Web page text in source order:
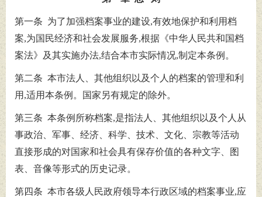
第一条 为了加强档案事业的建设,有效地保护和利用档
案,为国民经济和社会发展服务,根据《中华人民共和国档
案法》及其实施办法,结合本市实际情况,制定本条例。
第二条 本市法人、其他组织以及个人的档案的管理和利
用,适用本条例。国家另有规定的除外。
第三条 本条例所称档案,是指法人、其他组织以及个人从
事政治、军事、经济、科学、技术、文化、宗教等活动
直接形成的对国家和社会具有保存价值的各种文字、图
表、音像等形式的历史记录。
第四条 本市各级人民政府领导本行政区域的档案事业,应